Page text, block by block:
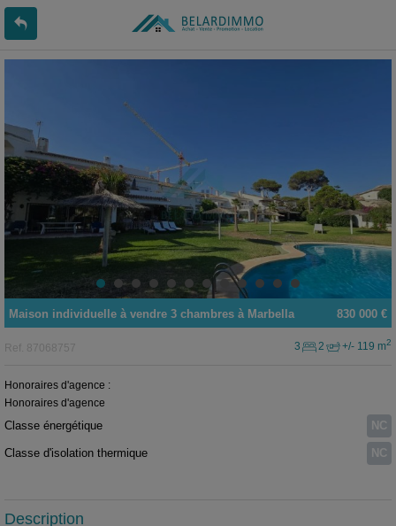
830 000 €
Maison individuelle à vendre 3 chambres à Marbella
Ref. 87068757 3 2 +/- 119 m2
Honoraires d'agence :
Honoraires d'agence
Classe énergétique NC
Classe d'isolation thermique NC
Description